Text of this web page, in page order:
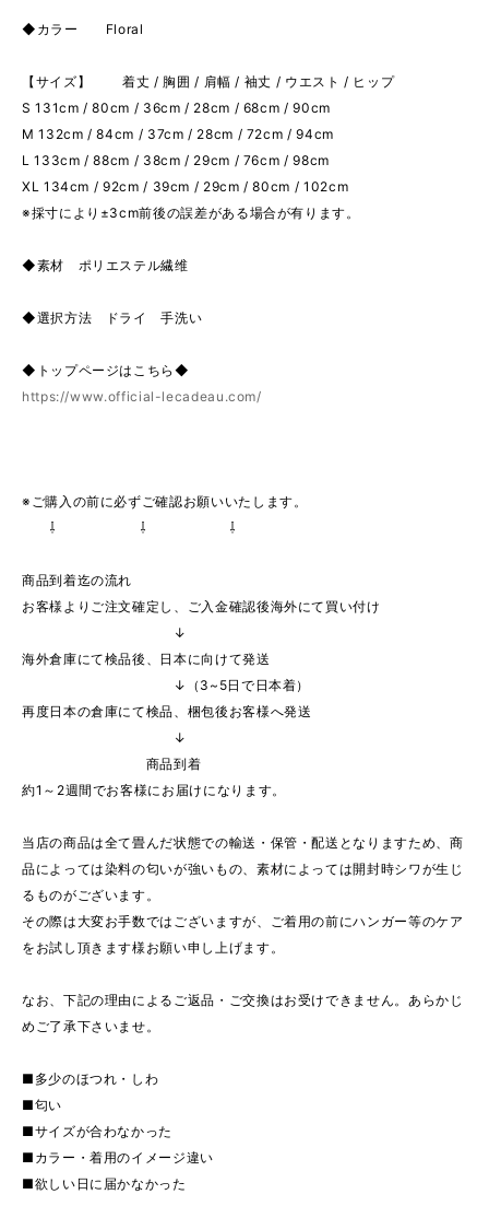
◆カラー Floral
【サイズ】 着丈 / 胸囲 / 肩幅 / 袖丈 / ウエスト / ヒップ
S 131cm / 80cm / 36cm / 28cm / 68cm / 90cm
M 132cm / 84cm / 37cm / 28cm / 72cm / 94cm
L 133cm / 88cm / 38cm / 29cm / 76cm / 98cm
XL 134cm / 92cm / 39cm / 29cm / 80cm / 102cm
※採寸により±3cm前後の誤差がある場合が有ります。
◆素材 ポリエステル繊维
◆選択方法 ドライ 手洗い
◆トップページはこちら◆
https://www.official-lecadeau.com/
※ご購入の前に必ずご確認お願いいたします。
⇩ ⇩ ⇩
商品到着迄の流れ
お客様よりご注文確定し、ご入金確認後海外にて買い付け
↓
海外倉庫にて検品後、日本に向けて発送
↓（3~5日で日本着）
再度日本の倉庫にて検品、梱包後お客様へ発送
↓
商品到着
約1～2週間でお客様にお届けになります。
当店の商品は全て畳んだ状態での輸送・保管・配送となりますため、商
品によっては染料の匂いが強いもの、素材によっては開封時シワが生じ
るものがございます。
その際は大変お手数ではございますが、ご着用の前にハンガー等のケア
をお試し頂きます様お願い申し上げます。
なお、下記の理由によるご返品・ご交換はお受けできません。あらかじ
めご了承下さいませ。
■多少のほつれ・しわ
■匂い
■サイズが合わなかった
■カラー・着用のイメージ違い
■欲しい日に届かなかった